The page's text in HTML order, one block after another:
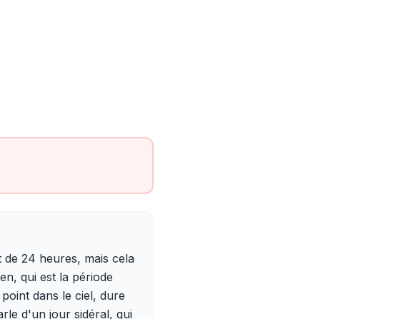
24 heures, mais cela
qui est la période
dans le ciel, dure
d'un jour sidéral, qui